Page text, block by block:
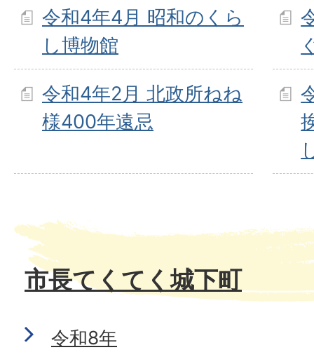
令和4年4月 昭和のくら
し博物館
令和4年2月 北政所ねね
様400年遠忌
市長てくてく城下町
令和8年